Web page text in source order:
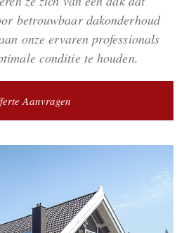
betrouwbaar dakonderhoud
onze ervaren professionals
conditie te houden.
Aanvragen